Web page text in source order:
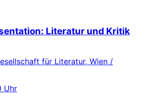
Literatur und Kritik
für Literatur, Wien /
Uhr